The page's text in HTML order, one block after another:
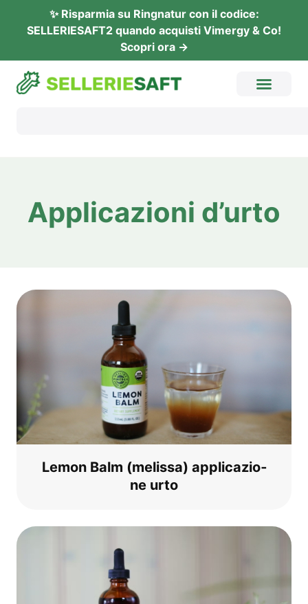
✨ Rispar­mia su Ring­na­tur con il codi­ce:
SELLERIESAFT2 quan­do acquis­ti Vimer­gy & Co!
Sco­pri ora →
Appli­ca­zio­ni d’urto
Lemon Balm (melis­sa) appli­ca­zio­
ne urto